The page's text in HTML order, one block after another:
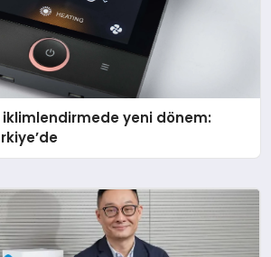
iklimlendirmede yeni dönem: